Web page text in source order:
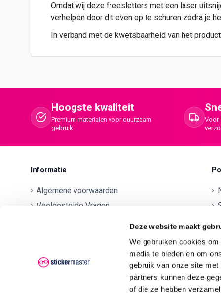
Deze website maakt
We gebruiken cookies
media te bieden en om
gebruik van onze site
partners kunnen deze
of die ze hebben
Omdat wij deze freesletters met een laser
verhelpen door dit even op te schuren zodra je
In verband met de kwetsbaarheid van het
Hoogste kwaliteit
Premium materialen voor duurzaam
gebruik
Voor
Informatie
Algemene voorwaarden
Veelgestelde Vragen
Klachten
Privacyverklaring AVG/GDPR